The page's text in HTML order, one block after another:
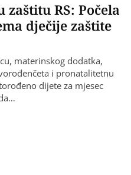
RS: Počela
dječije zaštite
materinskog dodatka,
i pronatalitetnu
dijete za mjesec